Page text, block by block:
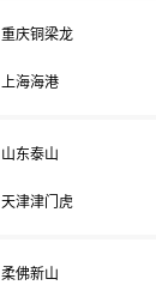
重庆铜梁龙
上海海港
山东泰山
天津津门虎
柔佛新山